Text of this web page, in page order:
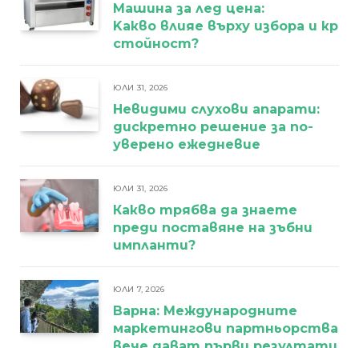
Машина за лед цена:
Kакво влияе върху избора и
стойност?
ЮЛИ 31, 2026
Невидими слухови апарати:
дискретно решение за по-
уверено ежедневие
ЮЛИ 31, 2026
Какво трябва да знаете
преди поставяне на зъбни
импланти?
ЮЛИ 7, 2026
Варна: Международните
маркетингови партньорства